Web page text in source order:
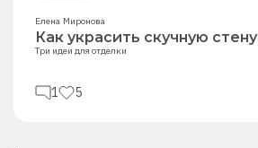
Елена Миронова
Как украсить скучную стену
Три идеи для отделки
1 5